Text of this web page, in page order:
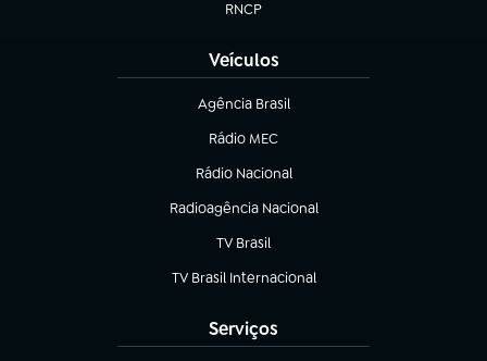
RNCP
(abre em nova aba)
Veículos
Agência Brasil
(abre em nova aba)
Rádio MEC
(abre em nova aba)
Rádio Nacional
Radioagência Nacional
(abre em nova aba)
TV Brasil
(abre em nova aba)
TV Brasil Internacional
(abre em nova aba)
Serviços